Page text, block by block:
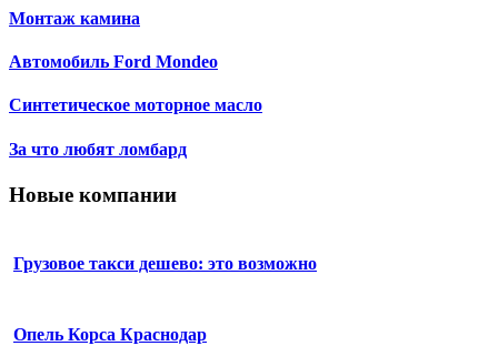
Монтаж камина
Автомобиль Ford Mondeo
Синтетическое моторное масло
За что любят ломбард
Новые компании
Грузовое такси дешево: это возможно
Опель Корса Краснодар